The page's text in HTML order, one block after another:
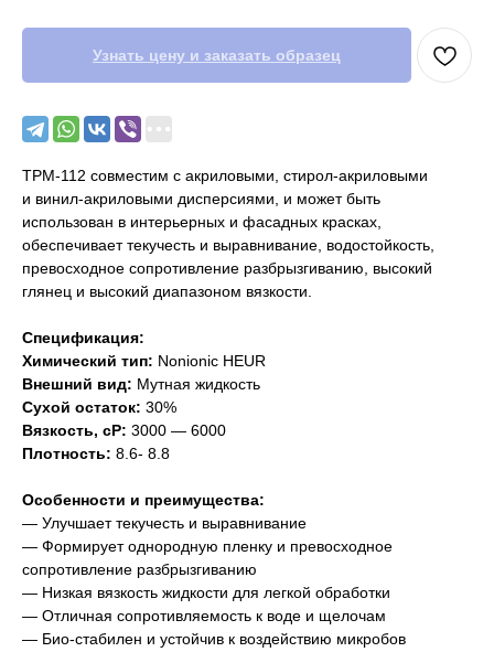
Узнать цену и заказать образец
ТРМ-112 совместим с акриловыми, стирол-акриловыми
и винил-акриловыми дисперсиями, и может быть
использован в интерьерных и фасадных красках,
обеспечивает текучесть и выравнивание, водостойкость,
превосходное сопротивление разбрызгиванию, высокий
глянец и высокий диапазоном вязкости.
Спецификация:
Химический тип: Nonionic HEUR
Внешний вид: Мутная жидкость
Сухой остаток: 30%
Вязкость, cP: 3000 — 6000
Плотность: 8.6- 8.8
Особенности и преимущества:
— Улучшает текучесть и выравнивание
— Формирует однородную пленку и превосходное
сопротивление разбрызгиванию
— Низкая вязкость жидкости для легкой обработки
— Отличная сопротивляемость к воде и щелочам
— Био-стабилен и устойчив к воздействию микробов